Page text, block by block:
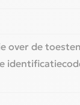
over de